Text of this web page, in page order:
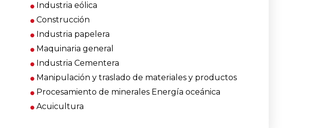
Industria eólica
Construcción
Industria papelera
Maquinaria general
Industria Cementera
Manipulación y traslado de materiales y productos
Procesamiento de minerales Energía oceánica
Acuicultura